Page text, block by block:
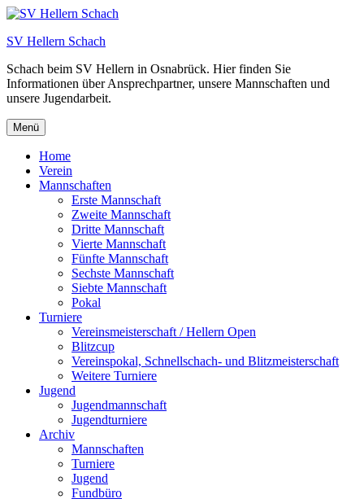
Zum
springen
SV Hellern Schach
Schach beim SV Hellern in Osnabrück. Hier finden Sie
Informationen über Ansprechpartner, unsere Mannschaften und
unsere Jugendarbeit.
Menü
Home
Verein
Mannschaften
Erste Mannschaft
Zweite Mannschaft
Dritte Mannschaft
Vierte Mannschaft
Fünfte Mannschaft
Sechste Mannschaft
Siebte Mannschaft
Pokal
Turniere
Vereinsmeisterschaft / Hellern Open
Blitzcup
Vereinspokal, Schnellschach- und Blitzmeisterschaft
Weitere Turniere
Jugend
Jugendmannschaft
Jugendturniere
Archiv
Mannschaften
Turniere
Jugend
Fundbüro